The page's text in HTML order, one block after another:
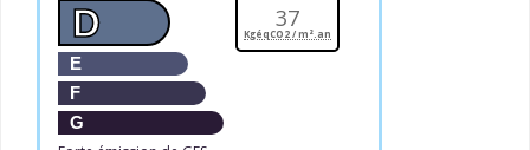
D
E
F
G
37
KgéqCO2 / m².an